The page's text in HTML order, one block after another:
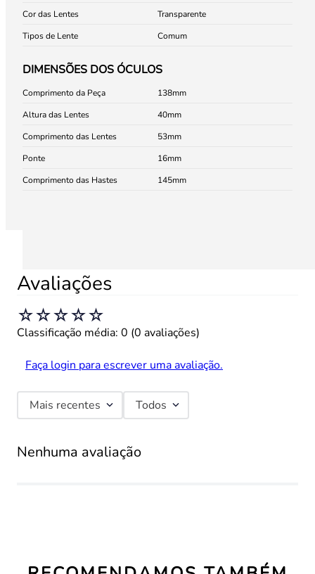
Cor das Lentes
Transparente
Tipos de Lente
Comum
DIMENSÕES DOS ÓCULOS
Comprimento da Peça
138
Altura das Lentes
40
Comprimento das Lentes
53
Ponte
16
Comprimento das Hastes
145
Avaliações
☆☆☆☆☆
Classificação média: 0 (0 avaliações)
Faça login para escrever uma avaliação.
Mais recentes Todos
Nenhuma avaliação